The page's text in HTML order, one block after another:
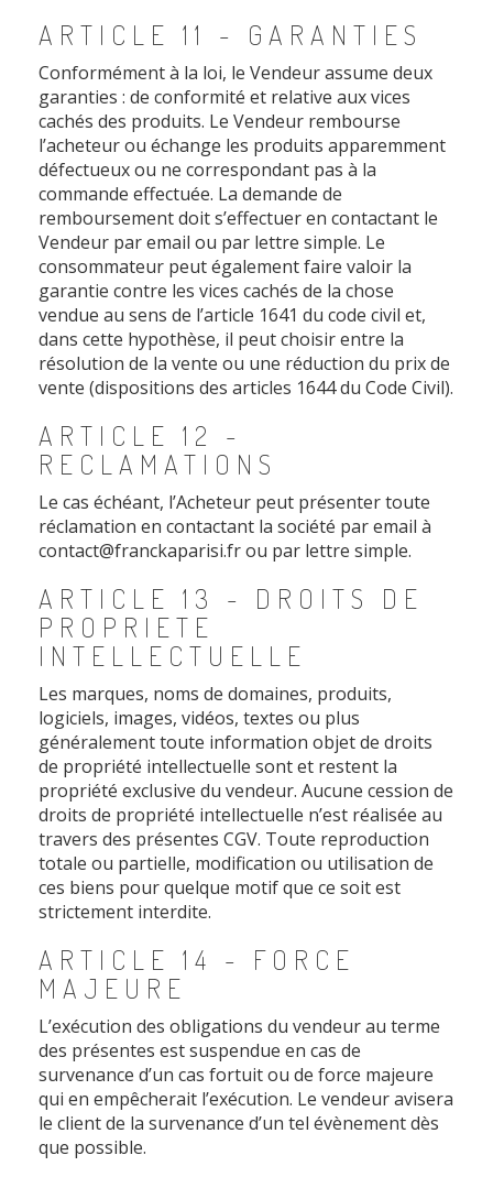
ARTICLE 11 - GARANTIES
Conformément à la loi, le Vendeur assume deux
garanties : de conformité et relative aux vices
cachés des produits. Le Vendeur rembourse
l’acheteur ou échange les produits apparemment
défectueux ou ne correspondant pas à la
commande effectuée. La demande de
remboursement doit s’effectuer en contactant le
Vendeur par email ou par lettre simple. Le
consommateur peut également faire valoir la
garantie contre les vices cachés de la chose
vendue au sens de l’article 1641 du code civil et,
dans cette hypothèse, il peut choisir entre la
résolution de la vente ou une réduction du prix de
vente (dispositions des articles 1644 du Code Civil).
ARTICLE 12 -
RECLAMATIONS
Le cas échéant, l’Acheteur peut présenter toute
réclamation en contactant la société par email à
contact@franckaparisi.fr ou par lettre simple.
ARTICLE 13 - DROITS DE
PROPRIETE
INTELLECTUELLE
Les marques, noms de domaines, produits,
logiciels, images, vidéos, textes ou plus
généralement toute information objet de droits
de propriété intellectuelle sont et restent la
propriété exclusive du vendeur. Aucune cession de
droits de propriété intellectuelle n’est réalisée au
travers des présentes CGV. Toute reproduction
totale ou partielle, modification ou utilisation de
ces biens pour quelque motif que ce soit est
strictement interdite.
ARTICLE 14 - FORCE
MAJEURE
L’exécution des obligations du vendeur au terme
des présentes est suspendue en cas de
survenance d’un cas fortuit ou de force majeure
qui en empêcherait l’exécution. Le vendeur avisera
le client de la survenance d’un tel évènement dès
que possible.